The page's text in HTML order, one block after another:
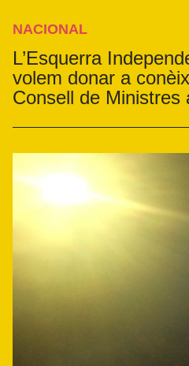
NACIONAL
L’Esquerra
volem donar a
Consell de